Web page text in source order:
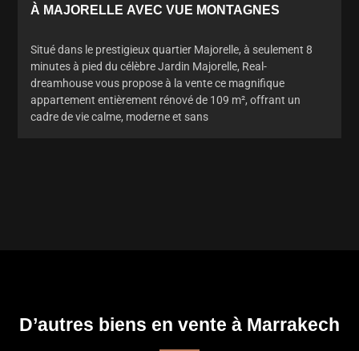
À MAJORELLE AVEC VUE MONTAGNES
Situé dans le prestigieux quartier Majorelle, à seulement 8
minutes à pied du célèbre Jardin Majorelle, Real-
dreamhouse vous propose à la vente ce magnifique
appartement entièrement rénové de 109 m², offrant un
cadre de vie calme, moderne et sans
D’autres biens en vente à Marrakech